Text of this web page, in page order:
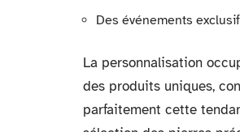
Des événements
La personnalisation
des produits uniques,
parfaitement cette